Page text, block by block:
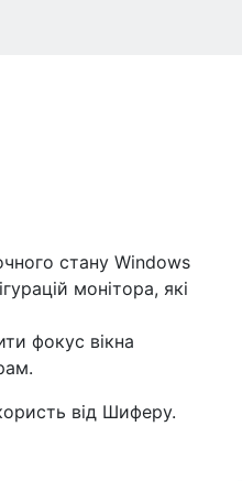
стану Windows
монітора, які
фокус вікна
від Шиферу.